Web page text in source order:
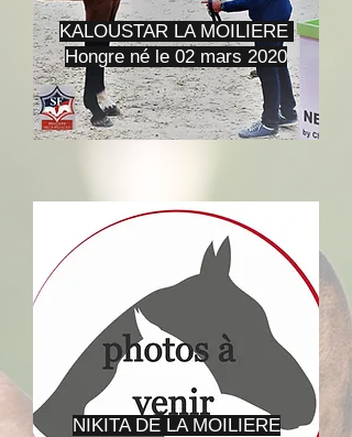
KALOUSTAR LA MOILIERE
Hongre né le 02 mars 2020
NIKITA DE LA MOILIERE